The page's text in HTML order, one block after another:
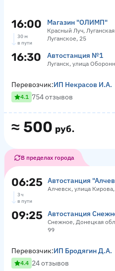
16:00 Магазин "ОЛИМП"
Красный Луч,
Луганское, 25
30 м
в пути
16:30 Автостанция №1
Луганск, улица
≈ 500 руб.
Перевозчик:ИП Некрасов И.А.
4.1 754 отзывов
В пределах города
06:25 Автостанция
Алчевск, улица
3 ч
в пути
09:25 Автостанция
Снежное, Донецкая
99
Перевозчик:ИП Бродягин Д.А.
4.4 24 отзывов